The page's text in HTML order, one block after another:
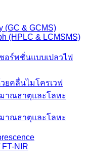
(GC & GCMS)
(HPLC & LCMSMS)
อร์พชั่นแบบเปลวไฟ
ยคลื่นไมโครเวฟ
มาณธาตุและโลหะ
มาณธาตุและโลหะ
FT-NIR